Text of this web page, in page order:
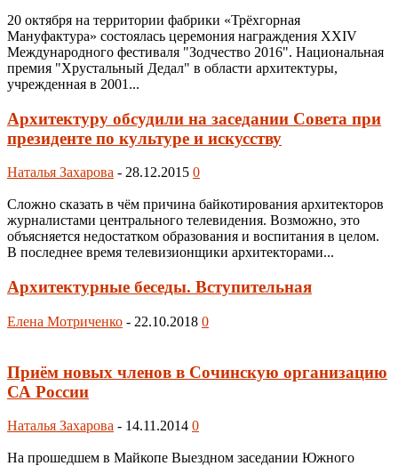
20 октября на территории фабрики «Трёхгорная
Мануфактура» состоялась церемония награждения XXIV
Международного фестиваля "Зодчество 2016". Национальная
премия "Хрустальный Дедал" в области архитектуры,
учрежденная в 2001...
Архитектуру обсудили на заседании Совета при
президенте по культуре и искусству
Наталья Захарова - 28.12.2015 0
Сложно сказать в чём причина байкотирования архитекторов
журналистами центрального телевидения. Возможно, это
объясняется недостатком образования и воспитания в целом.
В последнее время телевизионщики архитекторами...
Архитектурные беседы. Вступительная
Елена Мотриченко - 22.10.2018 0
Приём новых членов в Сочинскую организацию
СА России
Наталья Захарова - 14.11.2014 0
На прошедшем в Майкопе Выездном заседании Южного